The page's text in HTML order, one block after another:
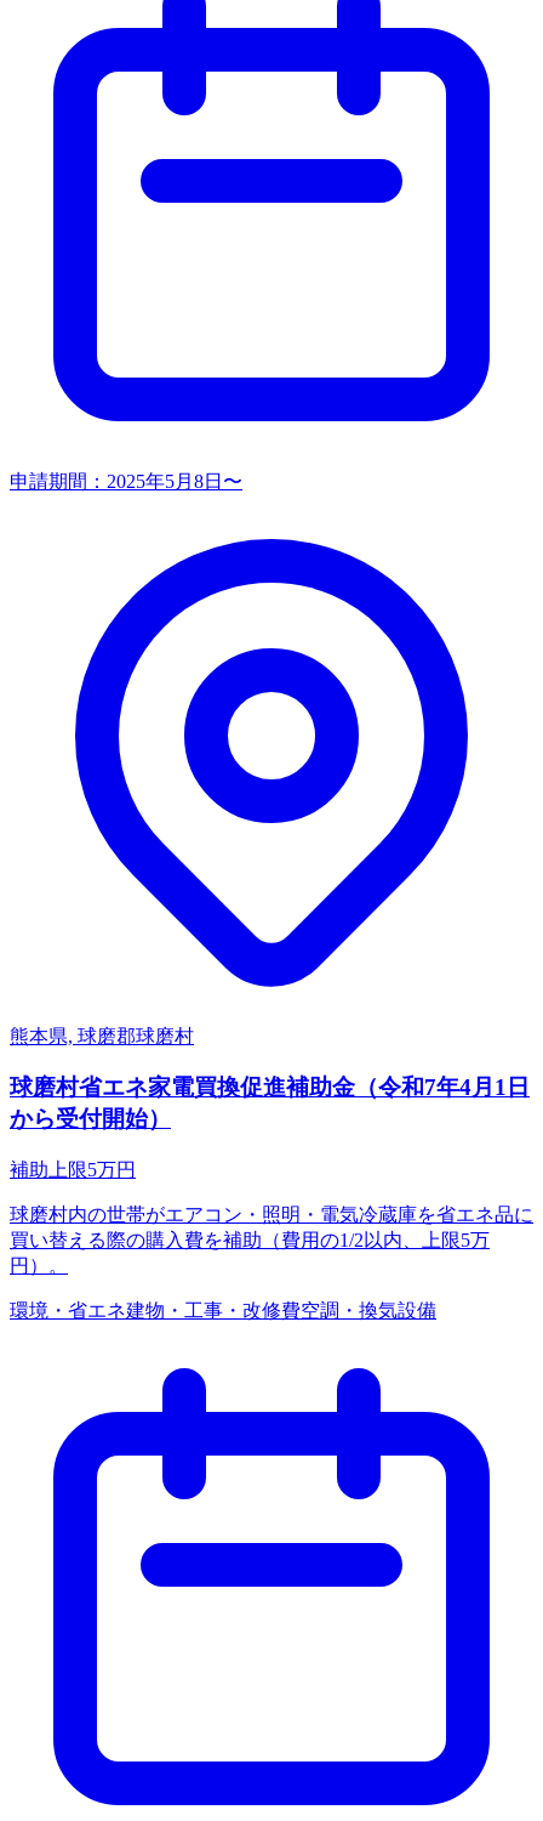
申請期間： 2025年5月8日〜
熊本県, 球磨郡球磨村
球磨村省エネ家電買換促進補助金（令和7年4月1日
から受付開始）
補助上限5万円
球磨村内の世帯がエアコン・照明・電気冷蔵庫を省エネ品に
買い替える際の購入費を補助（費用の1/2以内、上限5万
円）。
環境・省エネ建物・工事・改修費空調・換気設備